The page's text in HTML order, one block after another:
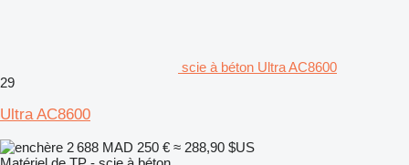
scie à béton Ultra AC8600
29
Ultra AC8600
2 688 MAD 250 € ≈ 288,90 $US